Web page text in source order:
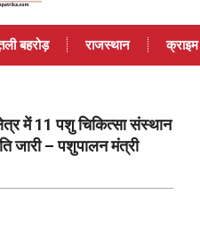
बहरोड़ राजस्थान क्राइम
में 11 पशु चिकित्सा संस्थान
जारी – पशुपालन मंत्री